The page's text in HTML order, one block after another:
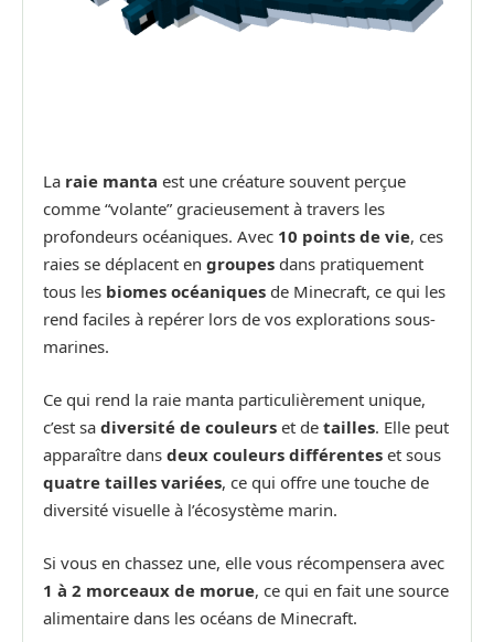
La raie manta est une créature souvent perçue
comme “volante” gracieusement à travers les
profondeurs océaniques. Avec 10 points de vie, ces
raies se déplacent en groupes dans pratiquement
tous les biomes océaniques de Minecraft, ce qui les
rend faciles à repérer lors de vos explorations sous-
marines.
Ce qui rend la raie manta particulièrement unique,
c’est sa diversité de couleurs et de tailles. Elle peut
apparaître dans deux couleurs différentes et sous
quatre tailles variées, ce qui offre une touche de
diversité visuelle à l’écosystème marin.
Si vous en chassez une, elle vous récompensera avec
1 à 2 morceaux de morue, ce qui en fait une source
alimentaire dans les océans de Minecraft.